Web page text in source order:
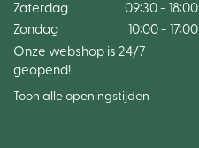
Zaterdag
09:30 - 18:00
Zondag
10:00 - 17:00
Onze webshop is 24/7
geopend!
Toon alle openingstijden